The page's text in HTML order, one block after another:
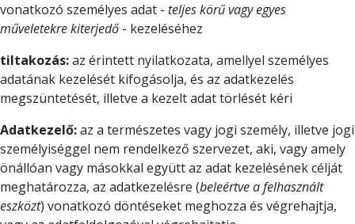
vonatkozó személyes adat - teljes körű vagy egyes
műveletekre kiterjedő - kezeléséhez
tiltakozás:az érintett nyilatkozata, amellyel személyes
adatának kezelését kifogásolja, és az adatkezelés
megszüntetését, illetve a kezelt adat törlését kéri
Adatkezelő:az a természetes vagy jogi személy, illetve jogi
személyiséggel nem rendelkező szervezet, aki, vagy amely
önállóan vagy másokkal együtt az adat kezelésének célját
meghatározza, az adatkezelésre (beleértve a felhasznált
eszközt) vonatkozó döntéseket meghozza és végrehajtja,